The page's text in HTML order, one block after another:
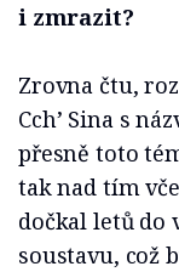
i zmrazit?
Zrovna čtu,
Cch’ Sina s
přesně toto
tak nad tím
dočkal letů do
soustavu, což